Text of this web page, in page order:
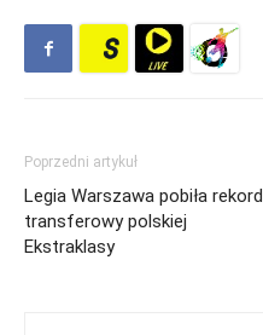
Poprzedni artykuł
Legia Warszawa pobiła rekord
transferowy polskiej
Ekstraklasy